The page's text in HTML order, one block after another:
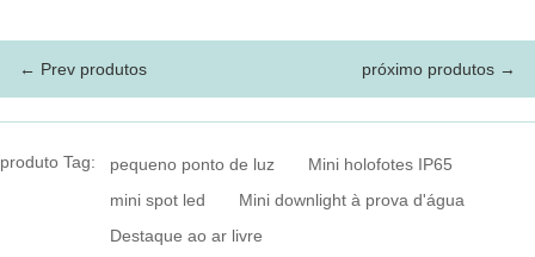
← Prev produtos próximo produtos →
produto Tag: pequeno ponto de luz
Mini holofotes IP65
mini spot led
Mini downlight à prova d'água
Destaque ao ar livre